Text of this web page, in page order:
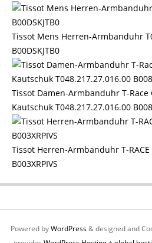
Tissot Mens Herren-Armbanduhr
B00DSKJTB0
Tissot Damen-Armbanduhr T-
Kautschuk T048.217.27.016.00
Tissot Herren-Armbanduhr T-RACE
B003XRPIVS
Powered byWordPress& designed and